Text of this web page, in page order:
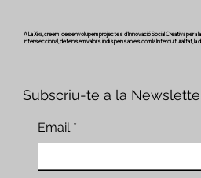
A La Xixa, creem i desenvolupem projectes d'Innovació Social Creativa per a
Interseccional, defensem valors indispensables com la Interculturalitat, la
Subscriu-te a la
Email *